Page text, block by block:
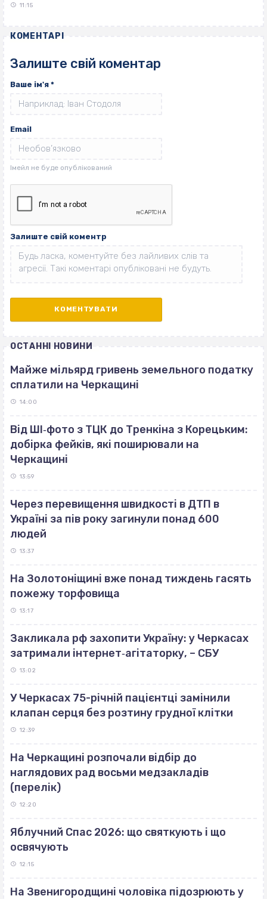
11:15
КОМЕНТАРІ
Залиште свій коментар
Ваше ім'я *
Email
Залиште свій коментр
ОСТАННІ НОВИНИ
Майже мільярд гривень земельного податку
сплатили на Черкащині
14:00
Від ШІ‐фото з ТЦК до Тренкіна з Корецьким:
добірка фейків, які поширювали на
Черкащині
13:59
Через перевищення швидкості в ДТП в
Україні за пів року загинули понад 600
людей
13:37
На Золотоніщині вже понад тиждень гасять
пожежу торфовища
13:17
Закликала рф захопити Україну: у Черкасах
затримали інтернет‐агітаторку, – СБУ
13:02
У Черкасах 75-річній пацієнтці замінили
клапан серця без розтину грудної клітки
12:39
На Черкащині розпочали відбір до
наглядових рад восьми медзакладів
(перелік)
12:20
Яблучний Спас 2026: що святкують і що
освячують
12:15
На Звенигородщині чоловіка підозрюють у